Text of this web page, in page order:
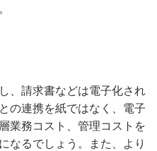
、請求書などは電子化され
の連携を紙ではなく、電子
業務コスト、管理コストを
なるでしょう。また、より